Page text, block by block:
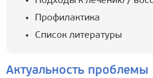
Профилактика
Список литературы
Актуальность проблемы